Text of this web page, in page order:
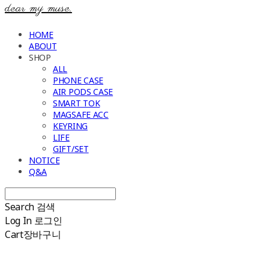
dear my muse.
HOME
ABOUT
SHOP
ALL
PHONE CASE
AIR PODS CASE
SMART TOK
MAGSAFE ACC
KEYRING
LIFE
GIFT/SET
NOTICE
Q&A
Search 검색
Log In 로그인
Cart장바구니